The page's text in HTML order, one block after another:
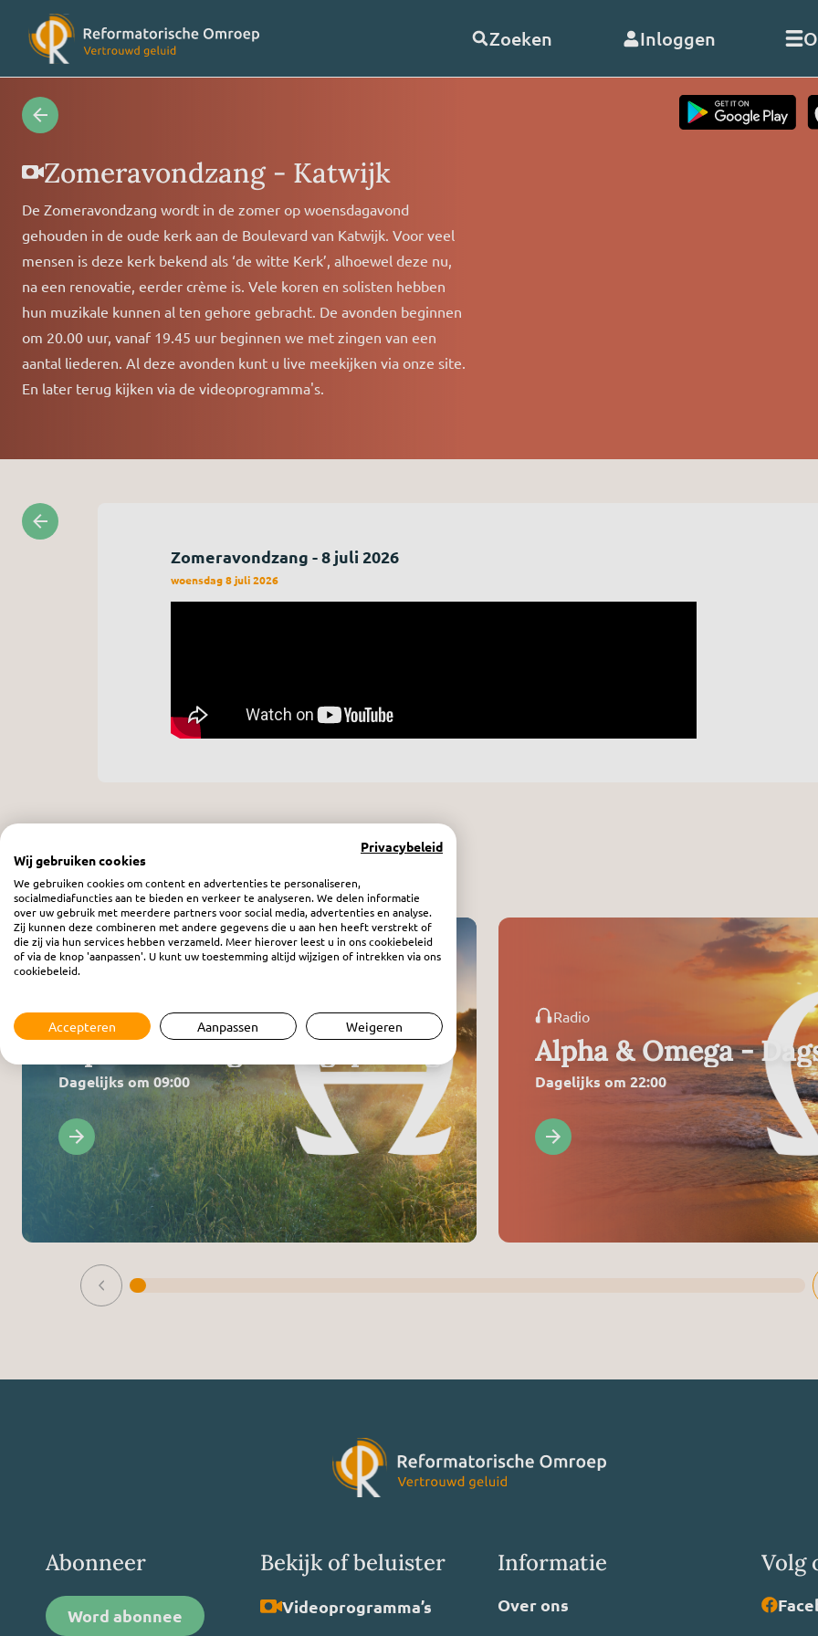
Zoeken Inloggen
Videoprogramma’s
Concertagenda
RO nieuws
Over ons
VriendenClub RO
Contact opnemen
Zomeravondzang - Katwijk
De Zomeravondzang wordt in de zomer op woensdagavond
gehouden in de oude kerk aan de Boulevard van Katwijk. Voor veel
mensen is deze kerk bekend als ‘de witte Kerk’, alhoewel deze nu,
na een renovatie, eerder crème is. Vele koren en solisten hebben
hun muzikale kunnen al ten gehore gebracht. De avonden beginnen
om 20.00 uur, vanaf 19.45 uur beginnen we met zingen van een
aantal liederen. Al deze avonden kunt u live meekijken via onze site.
En later terug kijken via de videoprogramma's.
Zomeravondzang - 8 juli 2026
woensdag 8 juli 2026
Meer programma’s
Radio
Alpha & Omega - Dagopening
Dagelijks om 09:00
Radio
Alpha & Omega -
Dagelijks om 22:00
Abonneer
Word abonnee
Bekijk of beluister
Video­programma’s
Informatie
Over ons
Volg
Privacybeleid
Wij gebruiken cookies
We gebruiken cookies om content en advertenties te personaliseren,
socialmediafuncties aan te bieden en verkeer te analyseren. We delen informatie
over uw gebruik met meerdere partners voor social media, advertenties en analyse.
Zij kunnen deze combineren met andere gegevens die u aan hen heeft verstrekt of
die zij via hun services hebben verzameld. Meer hierover leest u in ons cookiebeleid
of via de knop 'aanpassen'. U kunt uw toestemming altijd wijzigen of intrekken via ons
cookiebeleid.
Accepteren Aanpassen Weigeren